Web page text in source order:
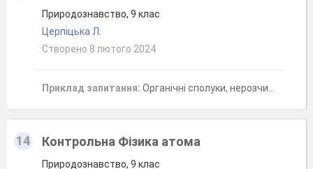
Природознавство, 9 клас
Церпіцька Л.
Створено 8 лютого 2024
Приклад запитання: Органічні сполуки, нерозчинні у воді,
14 Контрольна Фізика атома
Природознавство, 9 клас